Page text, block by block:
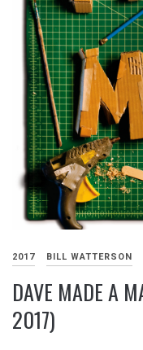
2017 BILL WATTERSON
DAVE MADE A
2017)